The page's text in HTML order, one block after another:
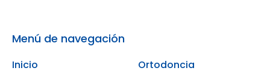
Menú de navegación
Inicio Ortodoncia